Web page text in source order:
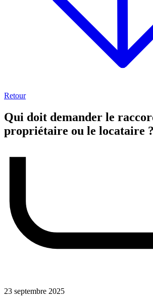
Retour
Qui doit demander le
propriétaire ou le locataire ?
23 septembre 2025